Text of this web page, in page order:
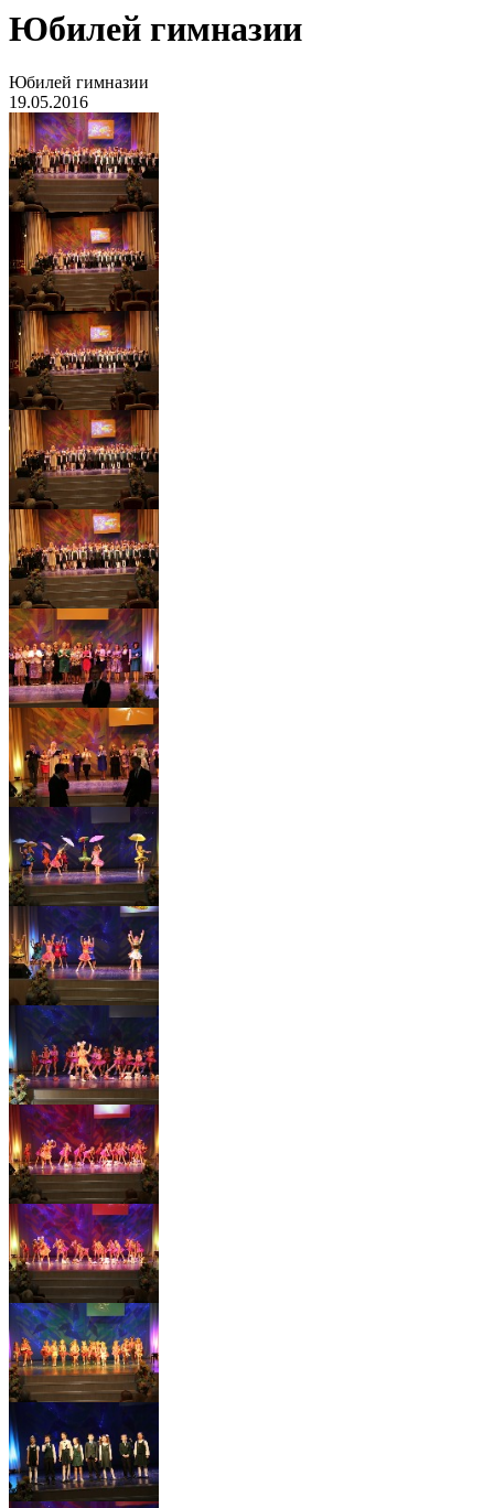
Юбилей гимназии
Юбилей гимназии
19.05.2016